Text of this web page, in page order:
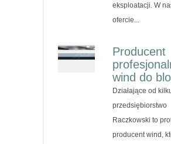
eksploatacji. W
ofercie...
Producent
wind do
Działające od
przedsiębiorstwo
Raczkowski to
producent wind,